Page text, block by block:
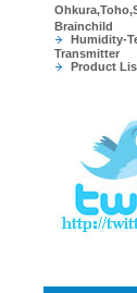
Brainchild
Humidity-
Transmitter
Product